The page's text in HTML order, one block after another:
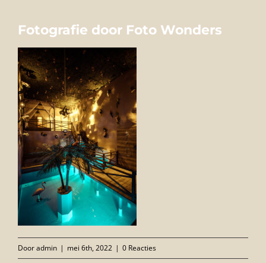
FOTO’S
INFO
OPENINGSTIJDEN
GIFTCARD
CONTACT
Fotografie door Foto Wonders
Dooradmin | mei 6th, 2022 | 0 Reacties